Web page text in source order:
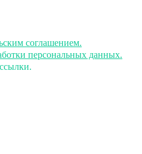
соглашением.
персональных данных.